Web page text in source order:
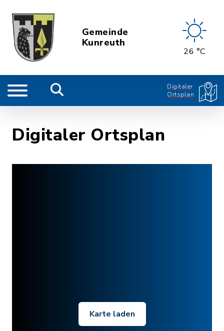
Gemeinde
Kunreuth
26 °C
Digitaler
Ortsplan
Digitaler Ortsplan
Karte laden